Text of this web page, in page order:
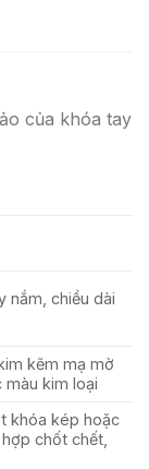
của khóa tay
nắm, chiều dài
kẽm mạ mờ
kim loại
khóa kép hoặc
chốt chết,